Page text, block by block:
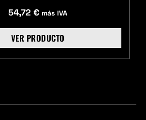
54,72 € más IVA
VER PRODUCTO